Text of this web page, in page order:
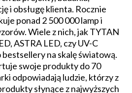
i obsługę klienta. Rocznie
ponad 2 500 000 lamp i
Wiele z nich, jak TYTAN
ASTRA LED, czy UV-C
na skalę światową.
swoje produkty do 70
odpowiadają ludzie, którzy z
słynące z najwyższych